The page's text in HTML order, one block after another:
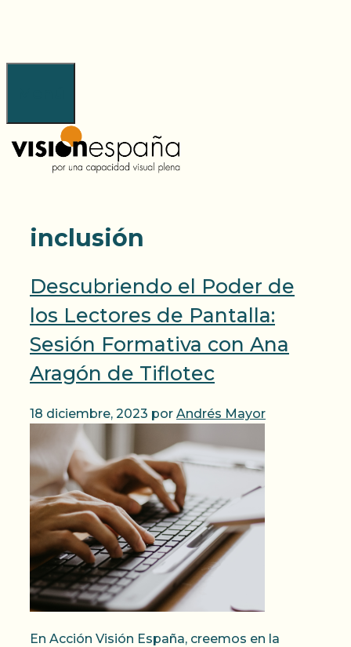
inclusión
Descubriendo el Poder de
los Lectores de Pantalla:
Sesión Formativa con Ana
Aragón de Tiflotec
18 diciembre, 2023 por Andrés Mayor
En Acción Visión España, creemos en la